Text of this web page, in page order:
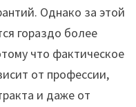
Однако за этой
гораздо более
что фактическое
от профессии,
и даже от